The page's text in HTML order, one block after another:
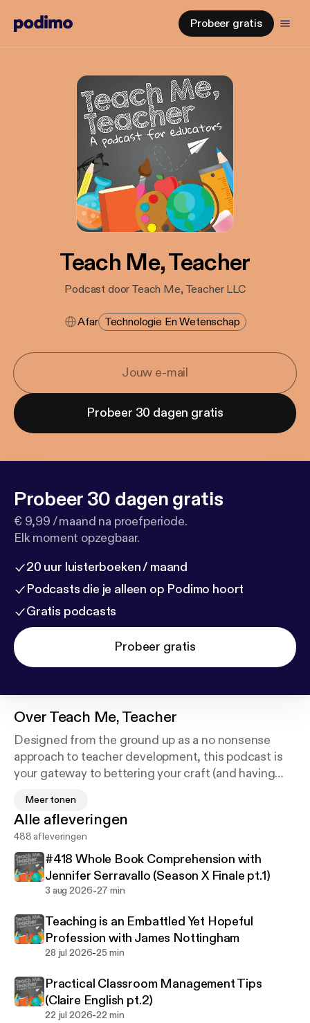
Probeer gratis
Teach Me, Teacher
Podcast door Teach Me, Teacher LLC
Afar Technologie En Wetenschap
Probeer 30 dagen gratis
Probeer 30 dagen gratis
€ 9,99 / maand na proefperiode.
Elk moment opzegbaar.
20 uur luisterboeken / maand
Podcasts die je alleen op Podimo hoort
Gratis podcasts
Probeer gratis
OverTeach Me, Teacher
Designed from the ground up as a no nonsense
approach to teacher development, this podcast is
your gateway to bettering your craft (and having
It is a show for you. To help you better your craft,
learn new skills, and get ideas to fuel your own.
It is a show for anyone in the field of education, and
has featured teachers and administrators from all
the most relevant and hottest topics in public
schools.
Teach Me, Teacher has won several "best of"
awards and has featured some of the top minds in
education to date.
Meer tonen
Alle afleveringen
488 afleveringen
#418 Whole Book Comprehension with
Jennifer Serravallo (Season X Finale pt.1)
3 aug 2026-27 min
Teaching is an Embattled Yet Hopeful
Profession with James Nottingham
28 jul 2026-25 min
Practical Classroom Management Tips
(Claire English pt.2)
22 jul 2026-22 min